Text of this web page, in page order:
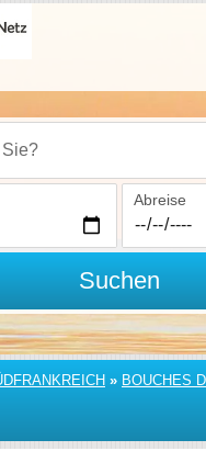
Abreise
Suchen
» BOUCHES